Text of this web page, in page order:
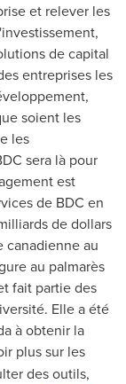
et relever les
de capital
entreprises les
soient les
les
sera là pour
est
de BDC en
de dollars
canadienne au
au palmarès
fait partie des
Elle a été
à obtenir la
plus sur les
des outils,